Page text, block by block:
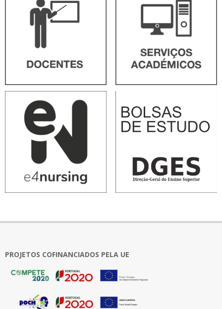
PROJETOS COFINANCIADOS PELA UE